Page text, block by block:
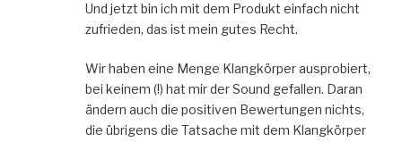
Und jetzt bin ich mit dem Produkt einfach nicht
zufrieden, das ist mein gutes Recht.
Wir haben eine Menge Klangkörper ausprobiert,
bei keinem (!) hat mir der Sound gefallen. Daran
ändern auch die positiven Bewertungen nichts,
die übrigens die Tatsache mit dem Klangkörper